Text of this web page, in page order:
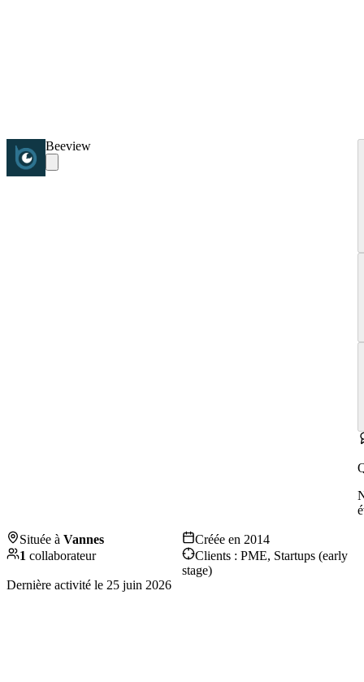
Beeview
Située à Vannes Créée en 2014
1 collaborateur Clients : PME, Startups (early
stage)
Dernière activité le 25 juin 2026